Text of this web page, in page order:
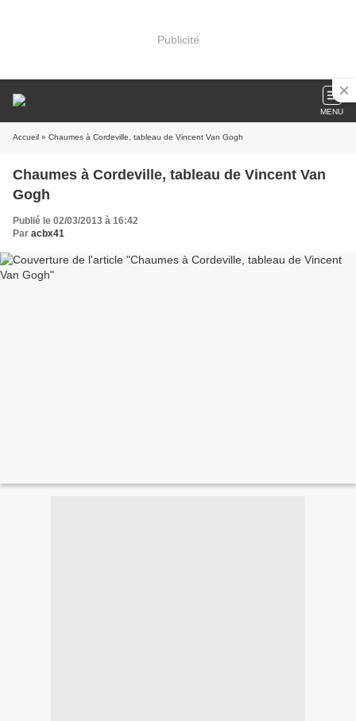
Publicité
MENU
Accueil » Chaumes à Cordeville, tableau de Vincent Van Gogh
Chaumes à Cordeville, tableau de Vincent Van
Gogh
Publié le 02/03/2013 à 16:42
Par acbx41